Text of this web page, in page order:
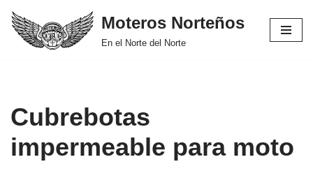
Saltar
Moteros Norteños
En el Norte del Norte
Cubrebotas
impermeable para moto